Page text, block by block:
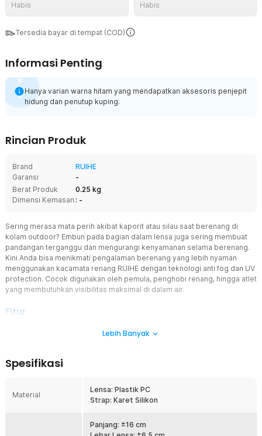
Habis Habis
Tersedia bayar di tempat (COD)
Informasi Penting
Hanya varian warna hitam yang mendapatkan aksesoris penjepit
hidung dan penutup kuping.
Rincian Produk
Brand
RUIHE
Garansi
-
Berat Produk
0.25 kg
Dimensi Kemasan : -
Sering merasa mata perih akibat kaporit atau silau saat berenang di
kolam outdoor? Embun pada bagian dalam lensa juga sering membuat
pandangan terganggu dan mengurangi kenyamanan selama berenang.
Kini Anda bisa menikmati pengalaman berenang yang lebih nyaman
menggunakan kacamata renang RUIHE dengan teknologi anti fog dan UV
protection. Cocok digunakan oleh pemula, penghobi renang, hingga atlet
yang membutuhkan visibilitas maksimal di dalam air.
Fitur
Proteksi UV untuk Renang Outdoor
paparan sinar matahari langsung ke mata. Fitur ini sangat penting
atau melakukan latihan pada siang hari. Dengan perlindungan UV
yang optimal, mata tetap terasa nyaman meski digunakan dalam
Teknologi Anti Fog untuk Pandangan Tetap Jernih
Lebih Banyak
Spesifikasi
Material
Lensa: Plastik PC
Strap: Karet Silikon
Panjang: ±16 cm